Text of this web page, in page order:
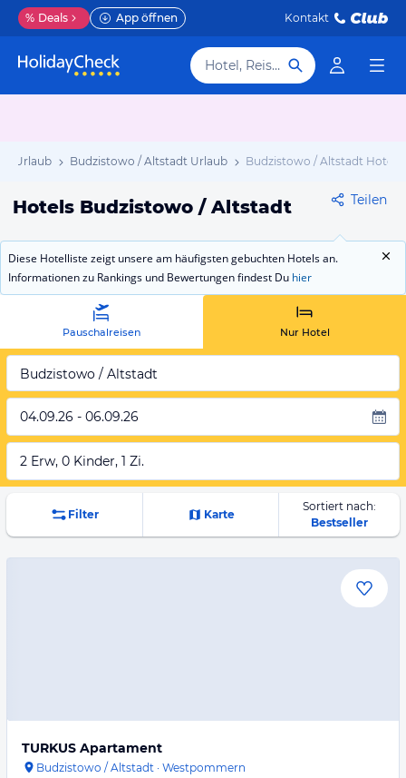
% Deals App öffnen Kontakt
Hotel, Reiseziel
Urlaub Budzistowo / Altstadt Urlaub Budzistowo / Altstadt Hotels
Hotels Budzistowo / Altstadt Teilen
Diese Hotelliste zeigt unsere am häufigsten gebuchten Hotels an.
Informationen zu Rankings und Bewertungen findest Du hier
Pauschalreisen Nur Hotel
Budzistowo / Altstadt
04.09.26 - 06.09.26
2 Erw, 0 Kinder, 1 Zi.
Filter Karte
Sortiert nach:
Bestseller
TURKUS Apartament
Budzistowo / Altstadt · Westpommern